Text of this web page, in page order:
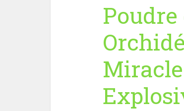
Poudre